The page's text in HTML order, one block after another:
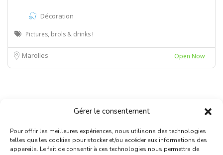
Gérer le consentement
Pour offrir les meilleures expériences, nous utilisons des technologies
telles que les cookies pour stocker et/ou accéder aux informations des
appareils. Le fait de consentir à ces technologies nous permettra de
Décoration
Pictures, brols & drinks !
Marolles Open Now